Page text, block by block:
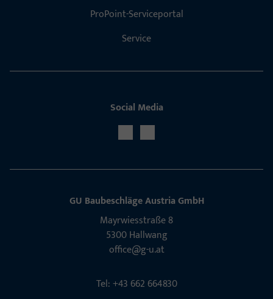
ProPoint-Serviceportal
Service
Social Media
GU Baubeschläge Aus­tria GmbH
Mayrwies­straße 8
5300 Hall­wang
office@g-u.at
Tel: +43 662 664830